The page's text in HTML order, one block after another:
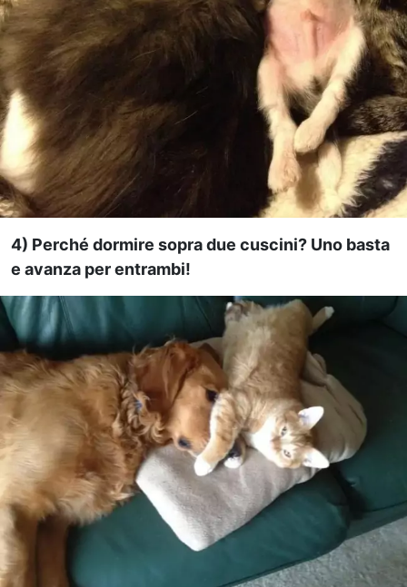
4) Perché dormire sopra due cuscini? Uno basta
e avanza per entrambi!